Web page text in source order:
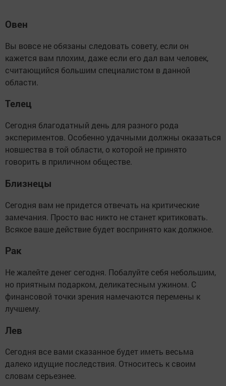
Овен
Вы вовсе не обязаны следовать совету, если он
кажется вам плохим, даже если его дал вам человек,
считающийся большим специалистом в данной
области.
Телец
Сегодня благодатный день для разного рода
экспериментов. Особенно удачными должны оказаться
новшества в той области, о которой не принято
говорить в приличном обществе.
Близнецы
Сегодня вам не придется отвечать на критические
замечания. Просто вас никто не станет критиковать.
Всякое ваше действие будет воспринято как должное.
Рак
Не жалейте денег сегодня. Побалуйте себя небольшим,
но приятным подарком, деликатесным ужином. С
финансовой точки зрения намечаются перемены к
лучшему.
Лев
Сегодня все вами сказанное будет иметь весьма
далеко идущие последствия. Относитесь к своим
словам серьезнее.